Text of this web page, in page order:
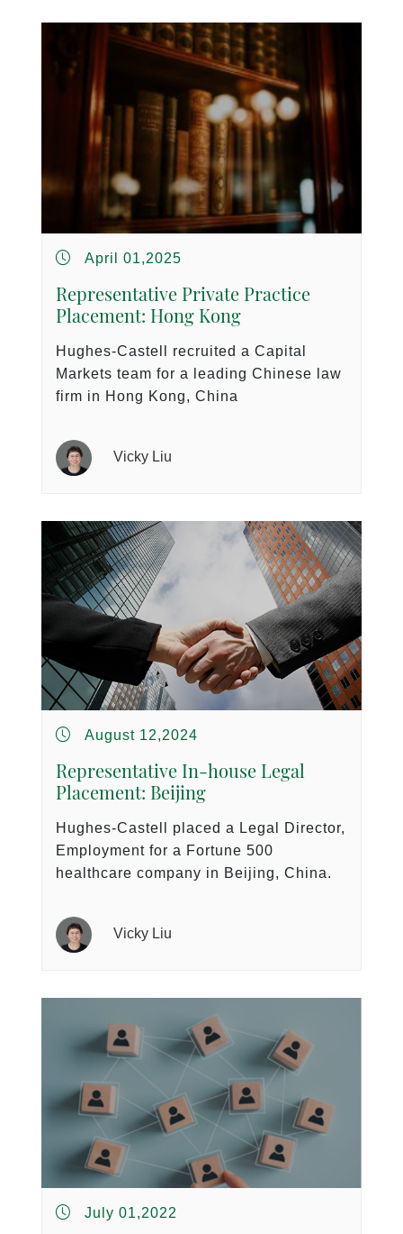
April 01,2025
Representative Private Practice
Placement: Hong Kong
Hughes-Castell recruited a Capital
Markets team for a leading Chinese law
firm in Hong Kong, China
Vicky Liu
August 12,2024
Representative In-house Legal
Placement: Beijing
Hughes-Castell placed a Legal Director,
Employment for a Fortune 500
healthcare company in Beijing, China.
Vicky Liu
July 01,2022